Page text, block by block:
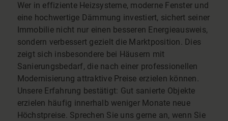
Wer in effiziente Heizsysteme, moderne Fenster und
eine hochwertige Dämmung investiert, sichert seiner
Immobilie nicht nur einen besseren Energieausweis,
sondern verbessert gezielt die Marktposition. Dies
zeigt sich insbesondere bei Häusern mit
Sanierungsbedarf, die nach einer professionellen
Modernisierung attraktive Preise erzielen können.
Unsere Erfahrung bestätigt: Gut sanierte Objekte
erzielen häufig innerhalb weniger Monate neue
Höchstpreise. Sprechen Sie uns gerne an, wenn Sie